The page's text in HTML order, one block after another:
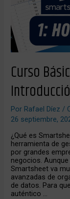
Curso
Por Rafael Díez/
26 septiembre,
¿Qué es
herramienta de
por grandes
negocios.
Smartsheet va
avanzadas de
de datos. Para
auténtico …